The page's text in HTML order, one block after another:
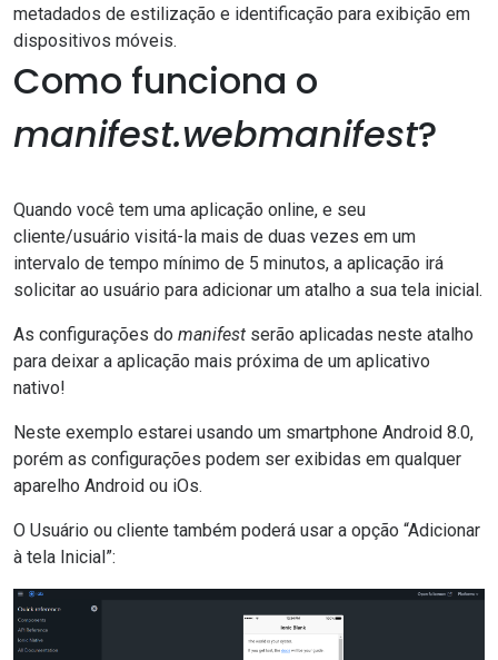
metadados de estilização e identificação para exibição em
dispositivos móveis.
Como funciona o
manifest.webmanifest?
Quando você tem uma aplicação online, e seu
cliente/usuário visitá-la mais de duas vezes em um
intervalo de tempo mínimo de 5 minutos, a aplicação irá
solicitar ao usuário para adicionar um atalho a sua tela inicial.
As configurações do manifest serão aplicadas neste atalho
para deixar a aplicação mais próxima de um aplicativo
nativo!
Neste exemplo estarei usando um smartphone Android 8.0,
porém as configurações podem ser exibidas em qualquer
aparelho Android ou iOs.
O Usuário ou cliente também poderá usar a opção “Adicionar
à tela Inicial”: